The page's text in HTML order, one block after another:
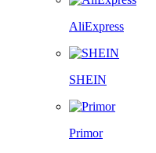
AliExpress
SHEIN
Primor